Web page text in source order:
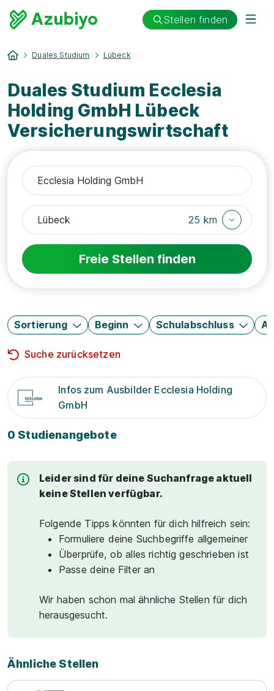
Stellen finden
Duales Studium Lübeck
Duales Studium Ecclesia
Holding GmbH Lübeck
Versicherungswirtschaft
25 km
Freie Stellen finden
Sortierung Beginn Schulabschluss
Suche zurücksetzen
Infos zum Ausbilder Ecclesia Holding
GmbH
0 Studienangebote
Leider sind für deine Suchanfrage aktuell
keine Stellen verfügbar.
Folgende Tipps könnten für dich hilfreich sein:
Formuliere deine Suchbegriffe allgemeiner
Überprüfe, ob alles richtig geschrieben ist
Passe deine Filter an
Wir haben schon mal ähnliche Stellen für dich
herausgesucht.
Ähnliche Stellen